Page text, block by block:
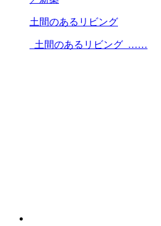
土間のあるリビング
土間のあるリビング ……